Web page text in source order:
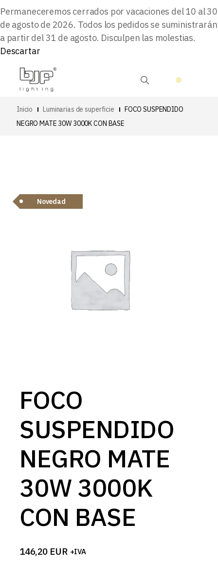
Permaneceremos cerrados por vacaciones del 10 al 30
de agosto de 2026. Todos los pedidos se suministrarán
a partir del 31 de agosto. Disculpen las molestias.
Descartar
Inicio Luminarias de superficie
FOCO SUSPENDIDO
NEGRO MATE 30W 3000K CON BASE
Novedad
FOCO
SUSPENDIDO
NEGRO MATE
30W 3000K
CON BASE
146,20 EUR +IVA